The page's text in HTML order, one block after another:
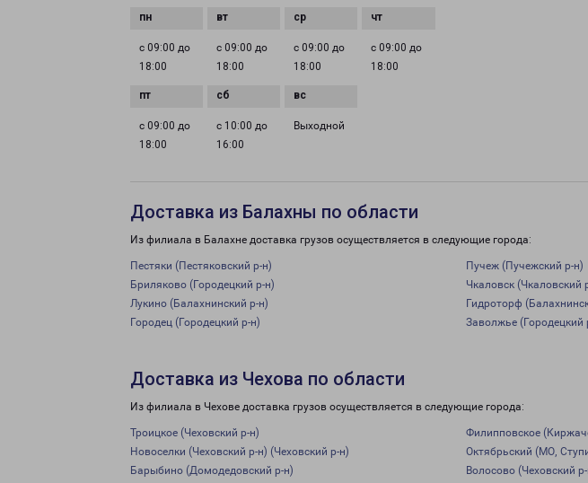
с 09:00 до
18:00
с 09:00 до
18:00
с 09:00 до
18:00
с 09:00 до
18:00
с 09:00 до
18:00
с 10:00 до
16:00
Выходной
Доставка из Балахны по области
Из филиала в Балахне доставка грузов осуществляется в следующие города:
Пестяки (Пестяковский р-н) Пучеж (Пучежский р-н)
Бриляково (Городецкий р-н)
Чкаловск (Чкаловский
Лукино (Балахнинский р-н)
Гидроторф
Городец (Городецкий р-н)
Заволжье (Городецкий
Доставка из Чехова по области
Из филиала в Чехове доставка грузов осуществляется в следующие города:
Троицкое (Чеховский р-н) Филипповское
Новоселки (Чеховский р-н) (Чеховский р-н)
Октябрьский (МО,
Барыбино (Домодедовский р-н)
Волосово (Чеховский